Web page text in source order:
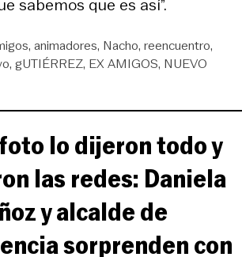
sabemos que es así”.
animadores Nacho reencuentro
gUTIÉRREZ EX AMIGOS NUEVO
lo dijeron todo y
las redes: Daniela
y alcalde de
sorprenden con